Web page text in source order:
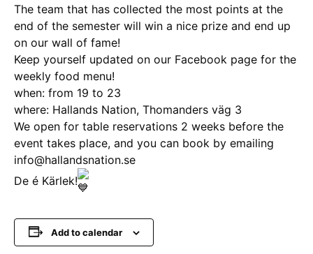
The team that has collected the most points at the
end of the semester will win a nice prize and end up
on our wall of fame!
Keep yourself updated on our Facebook page for the
weekly food menu!
when: from 19 to 23
where: Hallands Nation, Thomanders väg 3
We open for table reservations 2 weeks before the
event takes place, and you can book by emailing
info@hallandsnation.se
De é Kärlek!
Add to calendar